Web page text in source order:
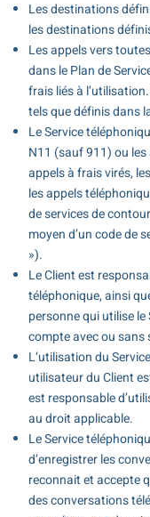
Les destinations
les destinations
Les appels vers
dans le Plan de
frais liés à
tels que définis dans
Le Service
N11 (sauf 911) ou
appels à frais virés,
les appels
de services de
moyen d’un code de
»).
Le Client est
téléphonique, ainsi
personne qui utilise
compte avec ou
L’utilisation du
utilisateur du Client
est responsable
au droit applicable.
Le Service
d’enregistrer les
reconnait et accepte
des conversations